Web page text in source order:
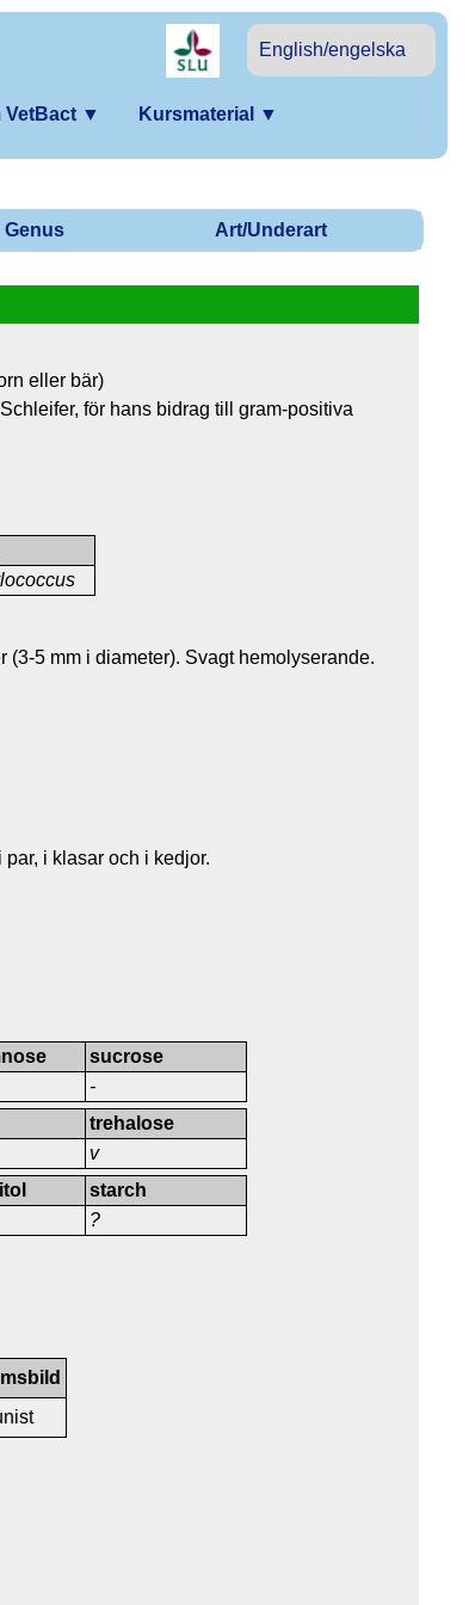
English/engelska
VetBact ▼ Kursmaterial ▼
Genus Art/Underart
eller bär)
för hans bidrag till gram-positiva
5 mm i diameter). Svagt hemolyserande.
i klasar och i kedjor.
sucrose
-
trehalose
v
starch
?